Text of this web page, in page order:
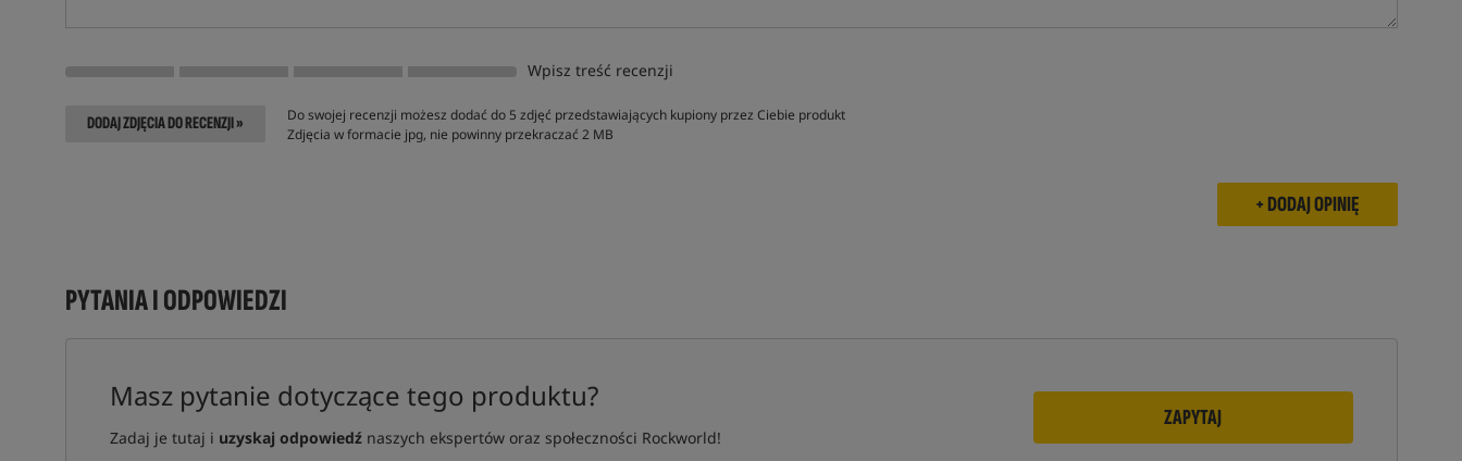
Wpisz treść recenzji
DODAJ ZDJĘCIA DO RECENZJI »
Do swojej recenzji możesz dodać do 5 zdjęć przedstawiających kupiony przez Ciebie produkt
Zdjęcia w formacie jpg, nie powinny przekraczać 2 MB
PYTANIA I ODPOWIEDZI
Masz pytanie dotyczące tego produktu?
Zadaj je tutaj i uzyskaj odpowiedźnaszych ekspertów oraz społeczności Rockworld!
ZAPYTAJ